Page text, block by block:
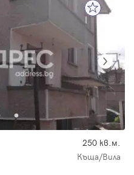
250 кв.м.
Къща/Вила